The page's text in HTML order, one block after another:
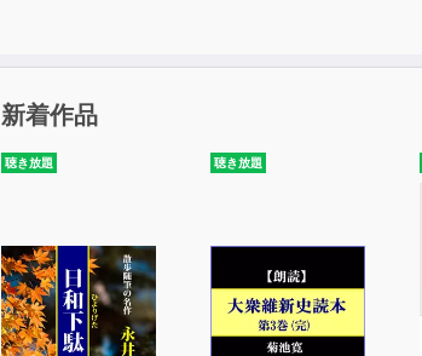
”どんど焼き”のこと
続・言葉は人格――「思います」のごまかし
諸悪莫作 衆善奉行 自浄其意 是諸仏教――
闘病の記――暗闇の中の味――
新年を迎える
往生は一人のしのぎなり――弥陀の浄土は無
新着作品
聴き放題 聴き放題